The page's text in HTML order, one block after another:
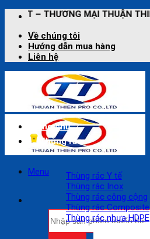
dung
MẠI THUẬN THIÊN
Về chúng tôi
Hướng dẫn mua hàng
Liên hệ
Menu
kiếm:
Trang chủ
Thùng rác
Thùng rác Y tế
Thùng rác Inox
Thùng rác công cộng
Thùng rác Composite
Thùng rác nhựa HDPE